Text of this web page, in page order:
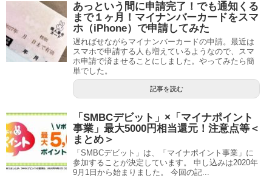
あっという間に申請完了！でも通知くる
まで１ヶ月！マイナンバーカードをスマ
ホ（iPhone）で申請してみた
遅ればせながらマイナンバーカードの申請。最近は
スマホで申請する人も増えているようなので、スマ
ホ申請で済ませることにしました。やってみたら簡
単でした。
記事を読む
「SMBCデビット」×「マイナポイント
事業」最大5000円相当還元！注意点等＜
まとめ＞
「SMBCデビット」は、「マイナポイント事業」に
参加することが決定しています。 申し込みは2020年
9月1日から始まりました。 今回の記...